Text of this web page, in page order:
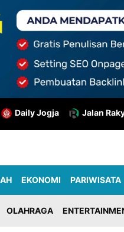
Daily Jogja Jalan
EKONOMI PARIWISATA
OLAHRAGA